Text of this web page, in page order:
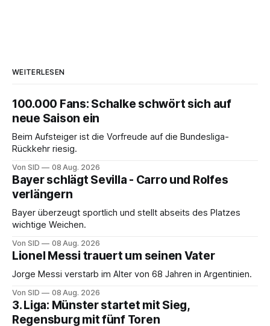
WEITERLESEN
100.000 Fans: Schalke schwört sich auf
neue Saison ein
Beim Aufsteiger ist die Vorfreude auf die Bundesliga-
Rückkehr riesig.
Von SID 08 Aug. 2026
Bayer schlägt Sevilla - Carro und Rolfes
verlängern
Bayer überzeugt sportlich und stellt abseits des Platzes
wichtige Weichen.
Von SID 08 Aug. 2026
Lionel Messi trauert um seinen Vater
Jorge Messi verstarb im Alter von 68 Jahren in Argentinien.
Von SID 08 Aug. 2026
3. Liga: Münster startet mit Sieg,
Regensburg mit fünf Toren